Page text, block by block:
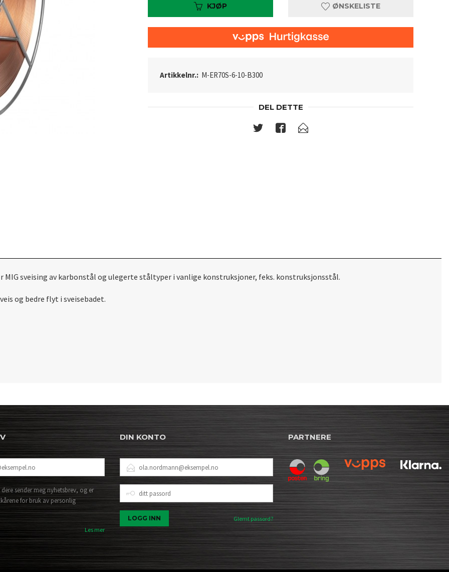
KJØP ØNSKELISTE
Artikkelnr.: M-ER70S-6-10-B300
DEL DETTE
sveising av karbonstål og ulegerte ståltyper i vanlige konstruksjoner, feks. konstruksjonsstål.
og bedre flyt i sveisebadet.
sender meg nyhetsbrev, og er
for bruk av personlig
Les mer
DIN KONTO
POSTADRESSE
PASSORD
Glemt passord?
PARTNERE